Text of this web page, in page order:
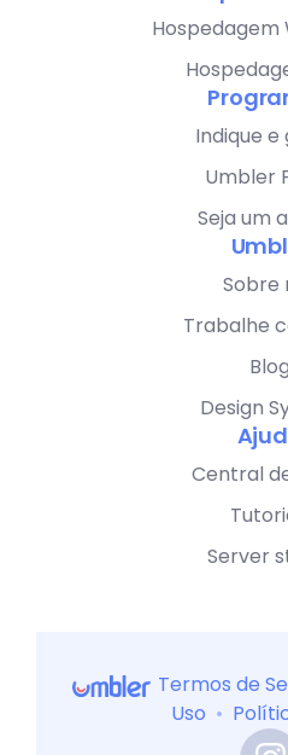
Hospedagem
Indique e
Umbler
Seja um
Sobre
Trabalhe
Blog
Design
Central
Server
Termos de
Uso •